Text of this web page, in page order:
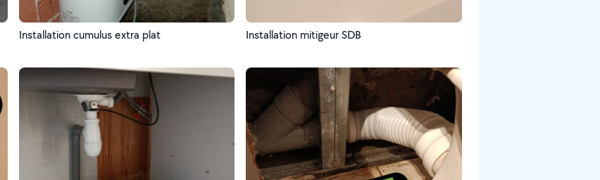
Installation cumulus extra plat Installation mitigeur SDB